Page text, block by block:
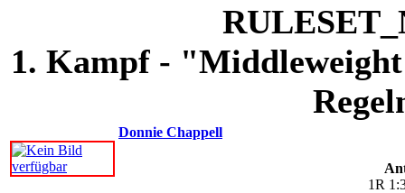
1. Kampf -
Donnie Chappell
1R